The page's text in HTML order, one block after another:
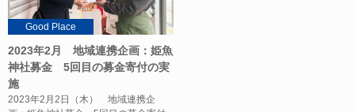
Good Place
2023年2月 地域連携企画：姫魚
神社募金 5回目の募金寄付の実
施
2023年2月2日（木） 地域連携企